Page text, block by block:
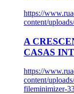
https://
content/
A
CASAS
https://
content/
fileminimizer-